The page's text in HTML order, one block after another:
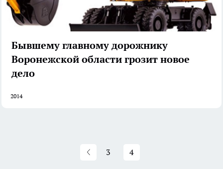
Бывшему главному дорожнику
Воронежской области грозит новое
дело
2014
3 4